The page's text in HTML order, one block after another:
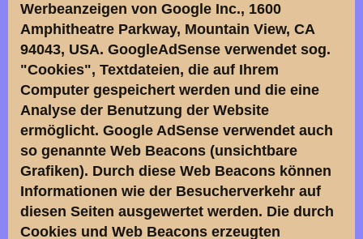
Werbeanzeigen von Google Inc., 1600
Amphitheatre Parkway, Mountain View, CA
94043, USA. GoogleAdSense verwendet sog.
"Cookies", Textdateien, die auf Ihrem
Computer gespeichert werden und die eine
Analyse der Benutzung der Website
ermöglicht. Google AdSense verwendet auch
so genannte Web Beacons (unsichtbare
Grafiken). Durch diese Web Beacons können
Informationen wie der Besucherverkehr auf
diesen Seiten ausgewertet werden. Die durch
Cookies und Web Beacons erzeugten